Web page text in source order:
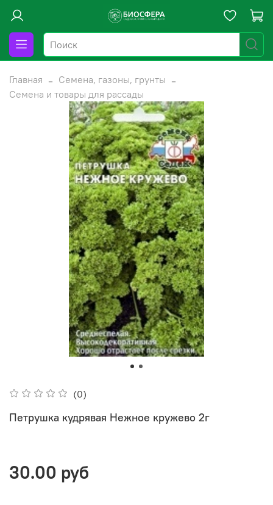
Главная
Семена, газоны, грунты
Семена и товары для рассады
(0)
Петрушка кудрявая Нежное кружево 2г
30.00 руб